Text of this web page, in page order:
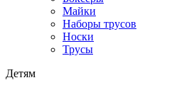
Майки
Наборы трусов
Носки
Трусы
Детям